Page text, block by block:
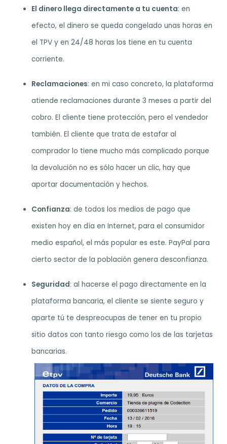
El dinero llega directamente a tu cuenta: en
efecto, el dinero se queda congelado unas horas en
el TPV y en 24/48 horas los tiene en tu cuenta
corriente.
Reclamaciones: en mi caso concreto, la plataforma
atiende reclamaciones durante 3 meses a partir del
cobro. El cliente tiene protección, pero el vendedor
también. El cliente que trata de estafar al
comprador lo tiene mucho más complicado porque
la devolución no es sólo hacer un clic, hay que
aportar documentación y hechos.
Confianza: de todos los medios de pago que
existen hoy en día en Internet, para el consumidor
medio español, el más popular es este. PayPal para
cierto sector de la población genera desconfianza.
Seguridad: al hacerse el pago directamente en la
plataforma bancaria, el cliente se siente seguro y
aparte tú te despreocupas de tener en tu propio
sitio datos con tanto riesgo como los de las tarjetas
bancarias.